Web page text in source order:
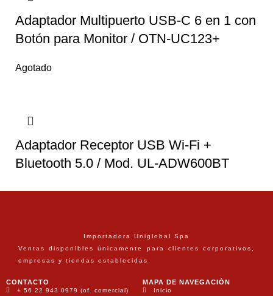
Adaptador Multipuerto USB-C 6 en 1 con
Botón para Monitor / OTN-UC123+
Agotado
Adaptador Receptor USB Wi-Fi +
Bluetooth 5.0 / Mod. UL-ADW600BT
Importadora Uniglobal Spa
Ventas disponibles únicamente para clientes corporativos,
empresas y tiendas establecidas.
CONTACTO
+ 56 22 943 0979 (of. comercial)
MAPA DE NAVEGACIÓN
Inicio